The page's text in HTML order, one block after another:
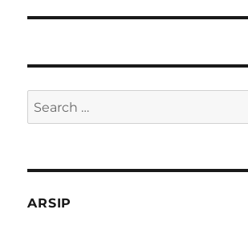
Search
for:
ARSIP